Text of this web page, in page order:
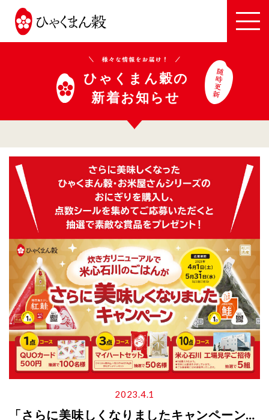
JA
全
農
い
し
か
わ
ひゃくまん穀の
新着お知らせ
2023.4.1
「さらに美味しくなりましたキャンペーン」について